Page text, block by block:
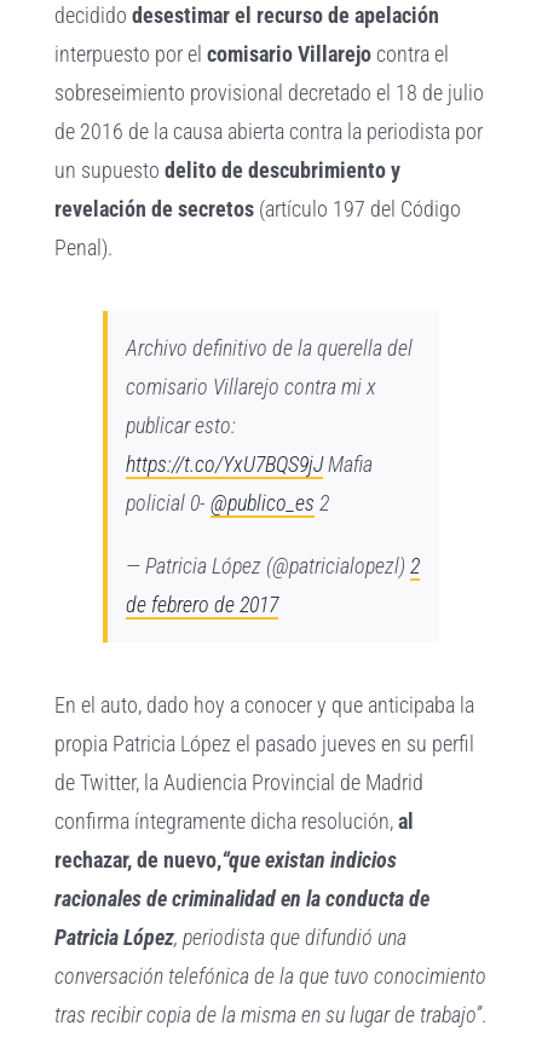
decididodesestimar el recurso de apelación
interpuesto por elcomisario Villarejo contra el
sobreseimiento provisional decretado el 18 de julio
de 2016 de la causa abierta contra la periodista por
un supuestodelito de descubrimiento y
revelación de secretos (artículo 197 del Código
Penal).
Archivo definitivo de la querella del
comisario Villarejo contra mi x
publicar esto:
https://t.co/YxU7BQS9jJMafia
policial 0-@publico_es 2
— Patricia López (@patricialopezl)2
de febrero de 2017
En el auto, dado hoy a conocer y que anticipaba la
propia Patricia López el pasado jueves en su perfil
de Twitter, la Audiencia Provincial de Madrid
confirma íntegramente dicha resolución,al
rechazar, de nuevo,“que existan indicios
racionales de criminalidad en la conducta de
Patricia López, periodista que difundió una
conversación telefónica de la que tuvo conocimiento
tras recibir copia de la misma en su lugar de trabajo”.